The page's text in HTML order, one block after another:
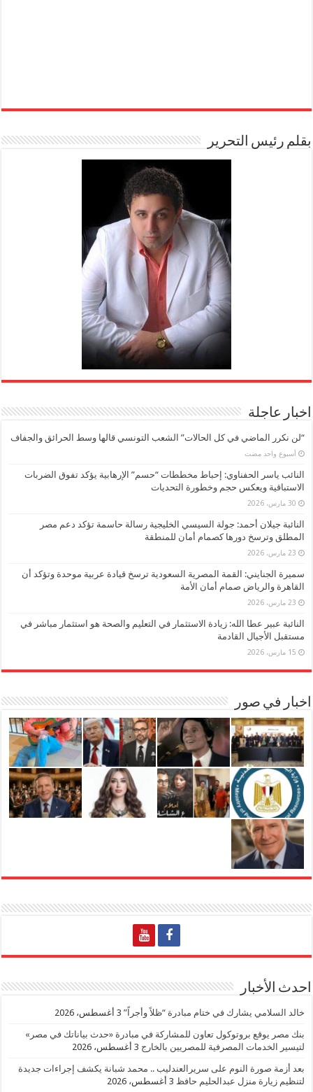
بقلم رئيس التحرير
اخبار عاجلة
“لن نكرر الماضي في كل الحالات” الشعب التونسي قالها وسط الحرائق والجفاف
‏أسبوع واحد مضت
النائب ياسر الحفناوي: إحباط مخططات “حسم” الإرهابية يؤكد تفوق الضربات
الاستباقية ويعكس حجم وخطورة التحديات
30 مارس، 2026
النائبة جيلان أحمد: جولة السيسي الخليجية رسالة حاسمة تؤكد دعم مصر
المطلق وترسخ دورها كصمام أمان للمنطقة
23 مارس، 2026
سميرة الجنايني: القمة المصرية السعودية ترسخ قيادة عربية موحدة وتؤكد أن
القاهرة والرياض صمام أمان الأمة
23 مارس، 2026
النائبة عبير عطا الله: زيادة الاستثمار في التعليم والصحة هو استثمار مباشر في
مستقبل الأجيال القادمة
15 مارس، 2026
اخبار في صور
احدث الأخبار
خالد السلامي يشارك في ختام مبادرة “ظلاً وأجراً” 3 أغسطس، 2026
بنك مصر يوقع بروتوكول تعاون للمشاركة في مبادرة «حدث بياناتك في مصر»
لتيسير الخدمات المصرفية للمصريين بالخارج 3 أغسطس، 2026
بعد أزمة صورة النوم على سريرالعندليب .. محمد شبانة يكشف إجراءات جديدة
لتنظيم زيارة منزل عبدالحليم حافظ 3 أغسطس، 2026